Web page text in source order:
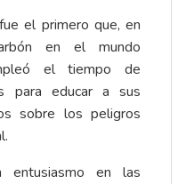
el primero que, en
en el mundo
el tiempo de
para educar a sus
sobre los peligros
en las